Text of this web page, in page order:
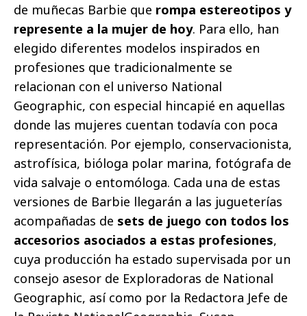
de muñecas Barbie que rompa estereotipos y
represente a la mujer de hoy. Para ello, han
elegido diferentes modelos inspirados en
profesiones que tradicionalmente se
relacionan con el universo National
Geographic, con especial hincapié en aquellas
donde las mujeres cuentan todavía con poca
representación. Por ejemplo, conservacionista,
astrofísica, bióloga polar marina, fotógrafa de
vida salvaje o entomóloga. Cada una de estas
versiones de Barbie llegarán a las jugueterías
acompañadas de sets de juego con todos los
accesorios asociados a estas profesiones,
cuya producción ha estado supervisada por un
consejo asesor de Exploradoras de National
Geographic, así como por la Redactora Jefe de